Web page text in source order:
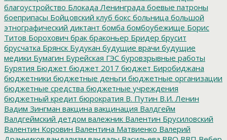
благоустройство Блокада Ленинграда боевые патроны
боеприпасы Бойцовский клуб бокс больница большой
этнографический диктант бомба бомбоубежище Борис
Титов Борохович брак браконьер Бридер брусит
брусчатка Брянск Будукан будущие врачи будущие
медики Бумагин Бурейская ГЭС буровзрывные работы
Бурятия Бюджет бюджет 2017 бюджет Биробиджана
бюджетники бюджетные деньги бюджетные организации
бюджетные средства бюджетные учреждения
бюджетный кредит бюрократия В. Путин В.И. Ленин
Вадим Зингман вакцина вакцинация Валдгейм
Валдгеймский детдом валежник Валентин Брусиловский
Валентин Коровин Валентина Матвиенко Валерий